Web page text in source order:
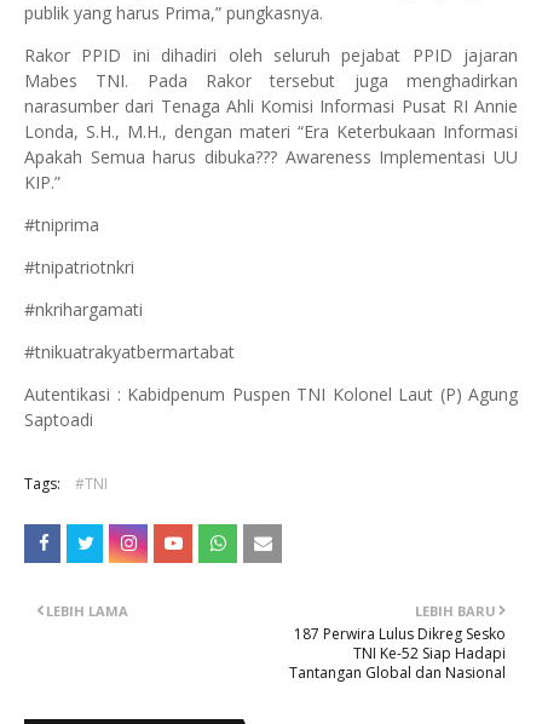
publik yang harus Prima,” pungkasnya.
Rakor PPID ini dihadiri oleh seluruh pejabat PPID jajaran
Mabes TNI. Pada Rakor tersebut juga menghadirkan
narasumber dari Tenaga Ahli Komisi Informasi Pusat RI Annie
Londa, S.H., M.H., dengan materi “Era Keterbukaan Informasi
Apakah Semua harus dibuka??? Awareness Implementasi UU
KIP.”
#tniprima
#tnipatriotnkri
#nkrihargamati
#tnikuatrakyatbermartabat
Autentikasi : Kabidpenum Puspen TNI Kolonel Laut (P) Agung
Saptoadi
Tags: #TNI
LEBIH BARU
187 Perwira Lulus Dikreg Sesko
TNI Ke-52 Siap Hadapi
Tantangan Global dan Nasional
LEBIH LAMA